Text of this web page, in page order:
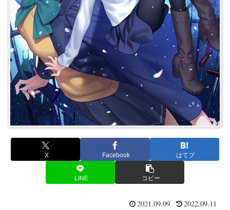
X Facebook はてブ
LINE コピー
2021.09.09 2022.09.11